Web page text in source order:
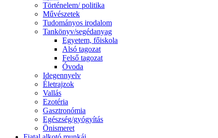
Történelem/ politika
Művészetek
Tudományos irodalom
Tankönyv/segédanyag
Egyetem, főiskola
Alsó tagozat
Felső tagozat
Óvoda
Idegennyelv
Életrajzok
Vallás
Ezotéria
Gasztronómia
Egészség/gyógyítás
Önismeret